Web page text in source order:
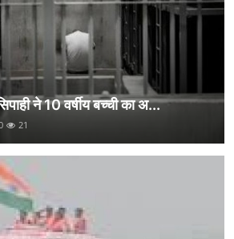
ने 10 वर्षीय बच्ची का अ...
21